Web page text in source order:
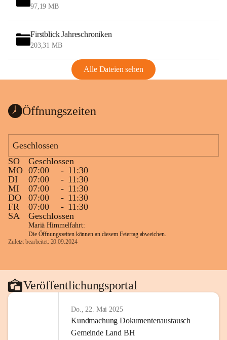
97,19 MB
Firstblick Jahreschroniken
203,31 MB
Alle Dateien sehen
Öffnungszeiten
Geschlossen
SO
Geschlossen
MO 07:00 - 11:30
DI
07:00 - 11:30
MI
07:00 - 11:30
DO
07:00 - 11:30
FR
07:00 - 11:30
SA
Geschlossen
Mariä Himmelfahrt:
Die Öffnungszeiten können an diesem Feiertag abweichen.
Zuletzt bearbeitet: 20.09.2024
Veröffentlichungsportal
Do., 22. Mai 2025
Kundmachung Dokumentenaustausch
Gemeinde Land BH